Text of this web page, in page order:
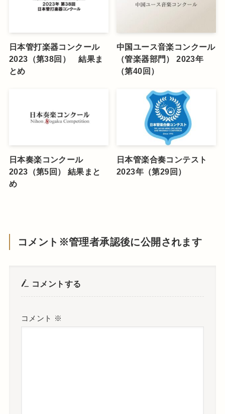
日本管打楽器コンクール
2023（第38回） 結果ま
とめ
中国ユース音楽コンクール
（管楽器部門） 2023年
（第40回）
日本奏楽コンクール
2023（第5回） 結果まと
め
日本管楽合奏コンテスト
2023年（第29回）
コメント※管理者承認後に公開されます
コメントする
コメント ※